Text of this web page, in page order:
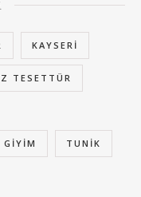
KAYSERI
TESETTÜR
GIYIM TUNIK